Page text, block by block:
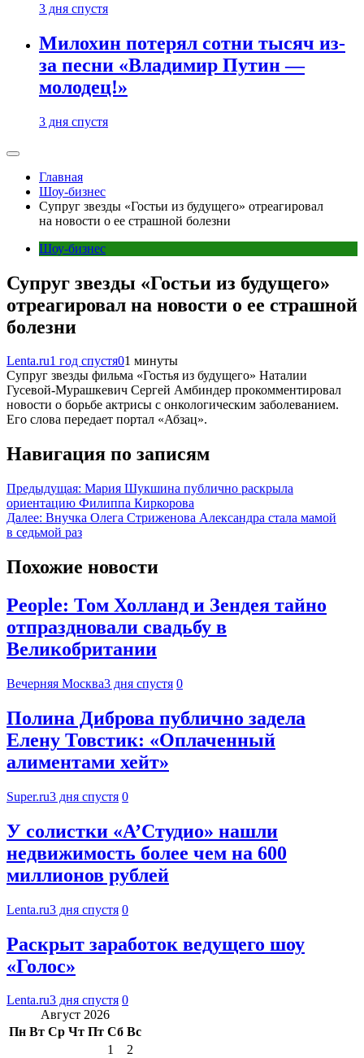
3 дня спустя
Милохин потерял сотни тысяч из-
за песни «Владимир Путин —
молодец!»
3 дня спустя
Главная
Шоу-бизнес
Супруг звезды «Гостьи из будущего» отреагировал
на новости о ее страшной болезни
Шоу-бизнес
Супруг звезды «Гостьи из будущего»
отреагировал на новости о ее страшной
болезни
Lenta.ru1 год спустя01 минуты
Супруг звезды фильма «Гостья из будущего» Наталии
Гусевой-Мурашкевич Сергей Амбиндер прокомментировал
новости о борьбе актрисы с онкологическим заболеванием.
Его слова передает портал «Абзац».
Навигация по записям
Предыдущая: Мария Шукшина публично раскрыла
ориентацию Филиппа Киркорова
Далее: Внучка Олега Стриженова Александра стала мамой
в седьмой раз
Похожие новости
People: Том Холланд и Зендея тайно
отпраздновали свадьбу в
Великобритании
Вечерняя Москва3 дня спустя 0
Полина Диброва публично задела
Елену Товстик: «Оплаченный
алиментами хейт»
Super.ru3 дня спустя 0
У солистки «А’Студио» нашли
недвижимость более чем на 600
миллионов рублей
Lenta.ru3 дня спустя 0
Раскрыт заработок ведущего шоу
«Голос»
Lenta.ru3 дня спустя 0
Август 2026
Пн Вт Ср Чт Пт Сб Вс
1
2